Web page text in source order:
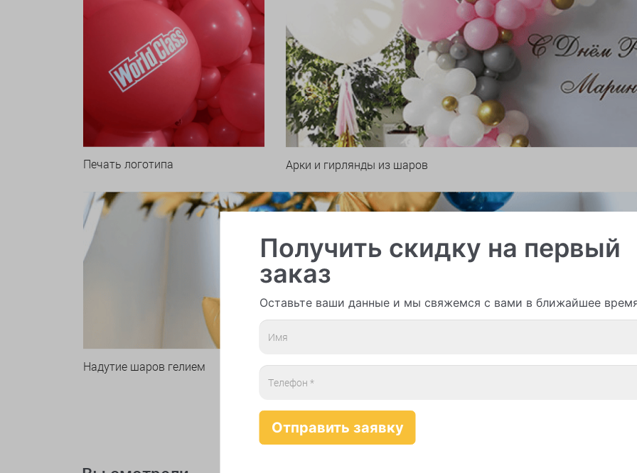
Печать логотипа Арки и гирлянды из шаров
Надутие шаров гелием
Получить скидку на первый
заказ
Оставьте ваши данные и мы свяжемся с вами в ближайшее